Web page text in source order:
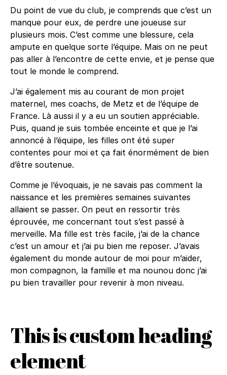
Du point de vue du club, je comprends que c’est un
manque pour eux, de perdre une joueuse sur
plusieurs mois. C’est comme une blessure, cela
ampute en quelque sorte l’équipe. Mais on ne peut
pas aller à l’encontre de cette envie, et je pense que
tout le monde le comprend.
J’ai également mis au courant de mon projet
maternel, mes coachs, de Metz et de l’équipe de
France. Là aussi il y a eu un soutien appréciable.
Puis, quand je suis tombée enceinte et que je l’ai
annoncé à l’équipe, les filles ont été super
contentes pour moi et ça fait énormément de bien
d’être soutenue.
Comme je l’évoquais, je ne savais pas comment la
naissance et les premières semaines suivantes
allaient se passer. On peut en ressortir très
éprouvée, me concernant tout s’est passé à
merveille. Ma fille est très facile, j’ai de la chance
c’est un amour et j’ai pu bien me reposer. J’avais
également du monde autour de moi pour m’aider,
mon compagnon, la famille et ma nounou donc j’ai
pu bien travailler pour revenir à mon niveau.
This is custom heading
element